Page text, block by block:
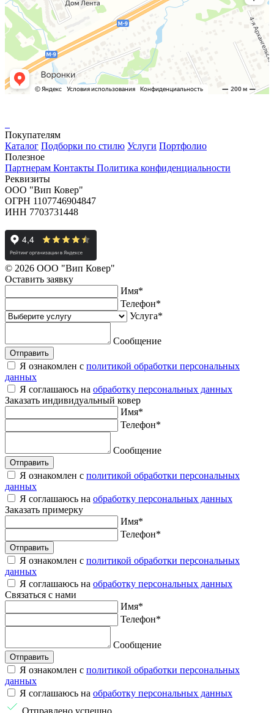
Покупателям
Каталог Подборки по стилю Услуги Портфолио
Полезное
Партнерам Контакты Политика конфиденциальности
Реквизиты
ООО "Вип Ковер"
ОГРН 1107746904847
ИНН 7703731448
© 2026 ООО "Вип Ковер"
Оставить заявку
Имя*
Телефон*
Услуга*
Сообщение
Отправить
Я ознакомлен с политикой обработки персональных
данных
Я соглашаюсь на обработку персональных данных
Заказать индивидуальный ковер
Имя*
Телефон*
Сообщение
Отправить
Я ознакомлен с политикой обработки персональных
данных
Я соглашаюсь на обработку персональных данных
Заказать примерку
Имя*
Телефон*
Отправить
Я ознакомлен с политикой обработки персональных
данных
Я соглашаюсь на обработку персональных данных
Связаться с нами
Имя*
Телефон*
Сообщение
Отправить
Я ознакомлен с политикой обработки персональных
данных
Я соглашаюсь на обработку персональных данных
Отправлено успешно